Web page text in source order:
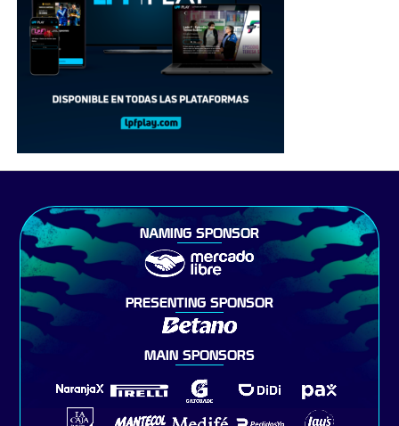
NAMING SPONSOR
PRESENTING SPONSOR
MAIN SPONSORS